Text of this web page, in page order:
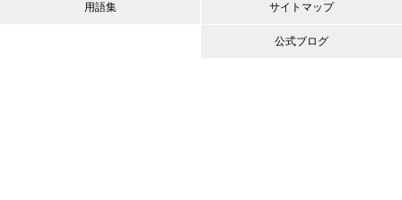
用語集 サイトマップ
公式ブログ